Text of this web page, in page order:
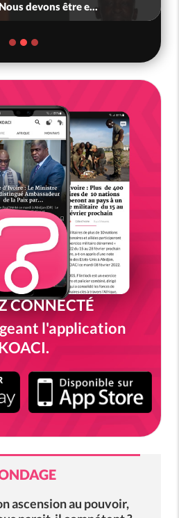
devons être e...
CONNECTÉ
l'application
ascension au pouvoir,